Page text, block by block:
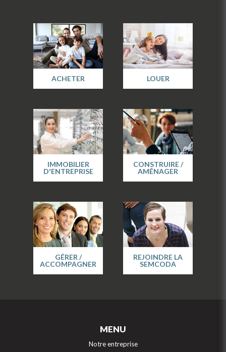
ACHETER LOUER
IMMOBILIER
D'ENTREPRISE
CONSTRUIRE /
AMÉNAGER
GÉRER /
ACCOMPAGNER
REJOINDRE LA
SEMCODA
MENU
Notre entreprise